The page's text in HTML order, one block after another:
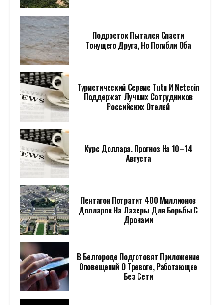
Подросток Пытался Спасти
Тонущего Друга, Но Погибли Оба
Туристический Сервис Tutu И Netcoin
Поддержат Лучших Сотрудников
Российских Отелей
Курс Доллара. Прогноз На 10–14
Августа
Пентагон Потратит 400 Миллионов
Долларов На Лазеры Для Борьбы С
Дронами
В Белгороде Подготовят Приложение
Оповещений О Тревоге, Работающее
Без Сети